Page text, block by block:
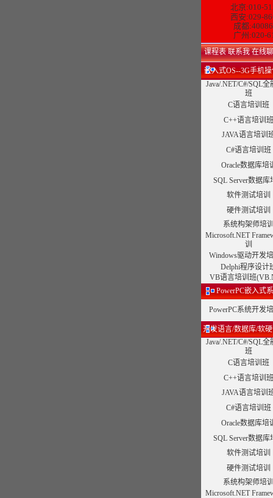
北京:010-
西安:029-
成都
广州:020-
课程表 联系我 在线聊
嵌入式OS--3G手机
Java/.NET/C#/SQL全
班
C语言培训班
C++语言培训班
JAVA语言培训
C#语言培训班
Oracle数据库培
SQL Server数据库
软件测试培训
硬件测试培训
系统构架师培
Microsoft.NET
训
Windows驱动开发
Delphi程序设计
VB语言培训班
PowerPC嵌入式
PowerPC系统开发
开发语言/数据库/软
Java/.NET/C#/SQL全
班
C语言培训班
C++语言培训班
JAVA语言培训
C#语言培训班
Oracle数据库培
SQL Server数据库
软件测试培训
硬件测试培训
系统构架师培
Microsoft.NET